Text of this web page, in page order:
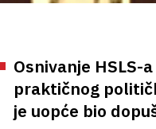
Osnivanje HSLS-
praktičnog
je uopće bio